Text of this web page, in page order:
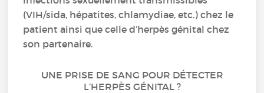
(VIH/sida, hépatites, chlamydiae, etc.) chez le
patient ainsi que celle d’herpès génital chez
son partenaire.
UNE PRISE DE SANG POUR DÉTECTER
L’HERPÈS GÉNITAL ?